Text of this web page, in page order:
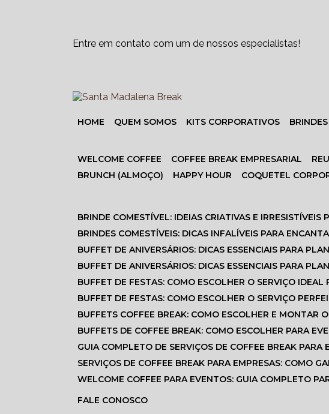
Entre em contato com um de nossos especialistas!
HOME QUEM SOMOS KITS CORPORATIVOS
WELCOME COFFEE
COFFEE BREAK EMPRESARIAL
BRUNCH (ALMOÇO)
HAPPY HOUR COQUETEL
BRINDE COMESTÍVEL: IDEIAS CRIATIVAS E IRRESISTÍVEIS
BRINDES COMESTÍVEIS: DICAS INFALÍVEIS PARA
BUFFET DE ANIVERSÁRIOS: DICAS ESSENCIAIS PARA
BUFFET DE ANIVERSÁRIOS: DICAS ESSENCIAIS PARA
BUFFET DE FESTAS: COMO ESCOLHER O SERVIÇO IDEAL
BUFFET DE FESTAS: COMO ESCOLHER O SERVIÇO
BUFFETS COFFEE BREAK: COMO ESCOLHER E MONTAR
BUFFETS DE COFFEE BREAK: COMO ESCOLHER PARA
GUIA COMPLETO DE SERVIÇOS DE COFFEE BREAK PARA
SERVIÇOS DE COFFEE BREAK PARA EMPRESAS: COMO
WELCOME COFFEE PARA EVENTOS: GUIA COMPLETO
FALE CONOSCO